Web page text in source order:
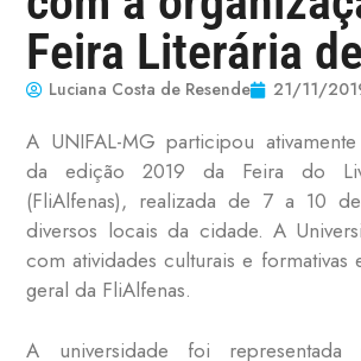
Feira Literária
Luciana Costa de Resende 21/11/
A UNIFAL-MG participou
da edição 2019 da Feira do
(FliAlfenas), realizada de 7 a 10
diversos locais da cidade. A
com atividades culturais e formativas
geral da FliAlfenas.
A universidade foi representada